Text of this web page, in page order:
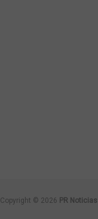
Copyright © 2026 PR Noticias